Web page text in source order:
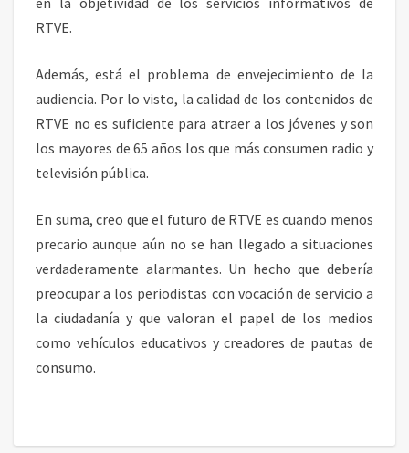
RTVE.
Además, está el problema de envejecimiento de la
audiencia. Por lo visto, la calidad de los contenidos de
RTVE no es suficiente para atraer a los jóvenes y son
los mayores de 65 años los que más consumen radio y
televisión pública.
En suma, creo que el futuro de RTVE es cuando menos
precario aunque aún no se han llegado a situaciones
verdaderamente alarmantes. Un hecho que debería
preocupar a los periodistas con vocación de servicio a
la ciudadanía y que valoran el papel de los medios
como vehículos educativos y creadores de pautas de
consumo.